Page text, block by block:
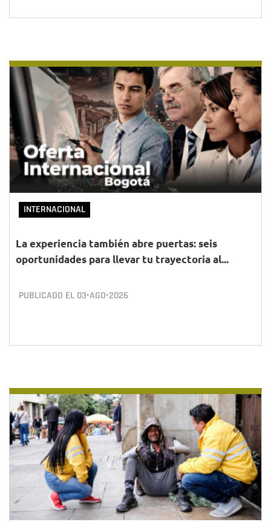
INTERNACIONAL
La experiencia también abre puertas: seis
oportunidades para llevar tu trayectoria al...
PUBLICADO EL 03•AGO•2026